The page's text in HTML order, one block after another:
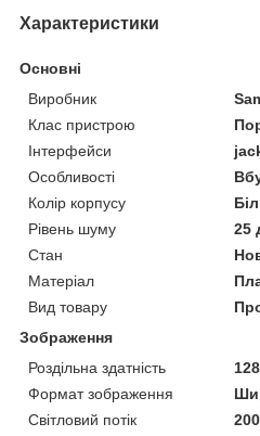
Характеристики
Основні
Виробник
Клас пристрою
Інтерфейси
Особливості
Колір корпусу
Рівень шуму
25
Стан
Матеріал
Вид товару
Зображення
Роздільна здатність
Формат зображення
Світловий потік